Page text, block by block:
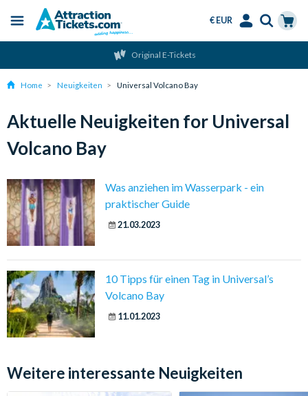
content
Menu
€ EUR
Original E-Tickets
Home Neuigkeiten Universal Volcano Bay
Aktuelle Neuigkeiten for Universal
Volcano Bay
Was anziehen im Wasserpark - ein
praktischer Guide
21.03.2023
10 Tipps für einen Tag in Universal’s
Volcano Bay
11.01.2023
Weitere interessante Neuigkeiten